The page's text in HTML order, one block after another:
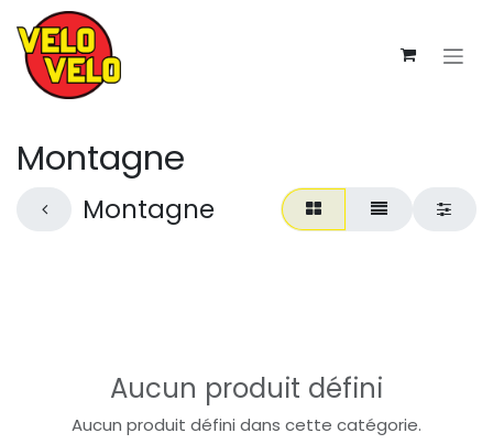
Se rendre au contenu
Montagne
Montagne
Aucun produit défini
Aucun produit défini dans cette catégorie.